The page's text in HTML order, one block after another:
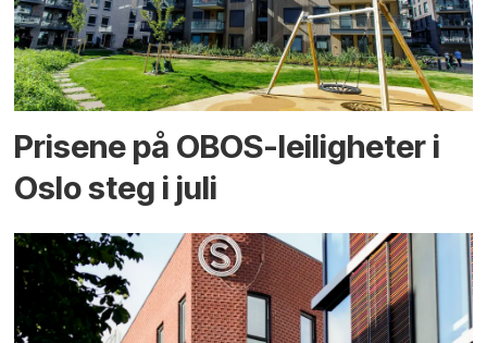
Prisene på OBOS-leiligheter i
Oslo steg i juli